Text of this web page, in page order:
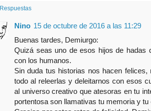
Respuestas
Nino 15 de octubre de 2016 a las 11:29
Buenas tardes, Demiurgo:
Quizá seas uno de esos hijos de hadas
con los humanos.
Sin duda tus historias nos hacen
todo al releerlas y deleitarnos con esos
al universo creativo que atesoras en tu
portentosa son llamativas tu memoria y